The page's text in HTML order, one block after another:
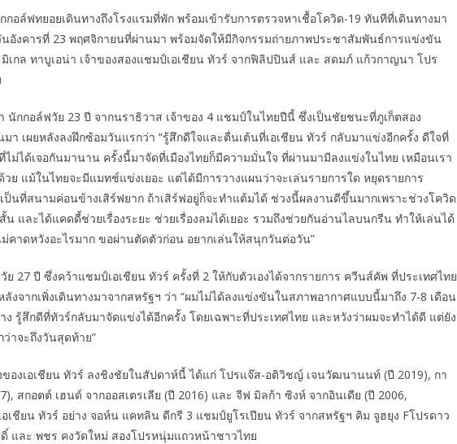
กอล์ฟทยอยเดินทางถึงโรงแรมที่พัก พร้อมเข้ารับการตรวจหาเชื้อโควิด-19 ทันทีที่เดินทางมา
อังคารที่ 23 พฤศจิกายนที่ผ่านมา พร้อมจัดให้มีกิจกรรมถ่ายภาพประชาสัมพันธ์การแข่งขัน
เกล ทาบูเอน่า เจ้าของสองแชมป์เอเชียน ทัวร์ จากฟิลิปปินส์ และ สดมภ์ แก้วกาญนา โปร
กกอล์ฟวัย 23 ปี จากนราธิวาส เจ้าของ 4 แชมป์ในไทยปีนี้ ซึ่งเป็นชัยชนะที่ภูเก็ตสอง
า เผยหลังลงฝึกซ้อมวันแรกว่า “รู้สึกดีใจและตื่นเต้นที่เอเชียน ทัวร์ กลับมาแข่งอีกครั้ง ดีใจที่
ม่ได้เจอกันมานาน ครั้งนี้มาจัดที่เมืองไทยก็มีความมั่นใจ ที่ผ่านมามีลงแข่งในไทย เหมือนเรา
ย แม้ในไทยจะมีแมทช์แข่งเยอะ แต่ได้มีการวางแผนว่าจะเล่นรายการใด หยุดรายการ
นที่สนามค่อนข้างเสิร์ฟยาก ถ้าเสิร์ฟอยู่ก็จะทำแต้มได้ ช่วงนี้ผลงานดีขึ้นมากเพราะช่วงโควิด
และได้แคดดี้ช่วยเรื่องระยะ ช่วยเรื่องลมได้เยอะ รวมถึงช่วยกันอ่านไลบนกรีน ทำให้เล่นได้
คาดหวังอะไรมาก ขอผ่านตัดตัวก่อน อยากเล่นให้สนุกวันต่อวัน”
ย 27 ปี ซึ่งคว้าแชมป์เอเชียน ทัวร์ ครั้งที่ 2 ให้กับตัวเองได้จากรายการ ควีนส์คัพ ที่ประเทศไทย
งจากเพิ่งเดินทางมาจากสหรัฐฯ ว่า “ผมไม่ได้ลงแข่งขันในสภาพอากาศแบบนี้มาถึง 7-8 เดือน
ง รู้สึกดีที่ทัวร์กลับมาจัดแข่งได้อีกครั้ง โดยเฉพาะที่ประเทศไทย และหวังว่าผมจะทำได้ดี แต่ยัง
าจะถึงวันสุดท้าย”
องเอเชียน ทัวร์ ลงชิงชัยในสัปดาห์นี้ ได้แก่ โปรแจ๊ส-อติวิชญ์ เจนวัฒนานนท์ (ปี 2019), กา
สกอตต์ เฮนด์ จากออสเตรเลีย (ปี 2016) และ จีฟ มิลก้า ซิงห์ จากอินเดีย (ปี 2006,
อเชียน ทัวร์ อย่าง จอห์น แคทลิน ดีกรี 3 แชมป์ยูโรเปียน ทัวร์ จากสหรัฐฯ คิม จูฮยุง Fโปรดาว
และ พชร คงวัดใหม่ สองโปรหนุ่มแถวหน้าชาวไทย